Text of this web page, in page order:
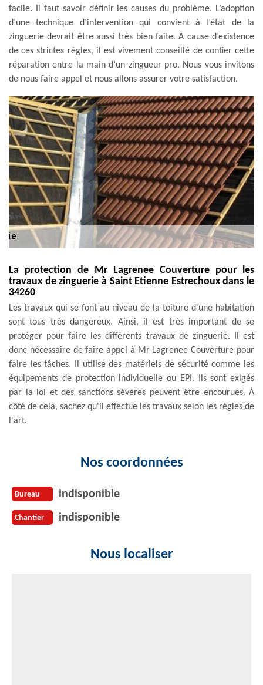
facile. Il faut savoir définir les causes du problème. L’adoption
d’une technique d’intervention qui convient à l’état de la
zinguerie devrait être aussi très bien faite. A cause d’existence
de ces strictes règles, il est vivement conseillé de confier cette
réparation entre la main d’un zingueur pro. Nous vous invitons
de nous faire appel et nous allons assurer votre satisfaction.
La protection de Mr Lagrenee Couverture pour les
travaux de zinguerie à Saint Etienne Estrechoux dans le
34260
Les travaux qui se font au niveau de la toiture d'une habitation
sont tous très dangereux. Ainsi, il est très important de se
protéger pour faire les différents travaux de zinguerie. Il est
donc nécessaire de faire appel à Mr Lagrenee Couverture pour
faire les tâches. Il utilise des matériels de sécurité comme les
équipements de protection individuelle ou EPI. Ils sont exigés
par la loi et des sanctions sévères peuvent être encourues. À
côté de cela, sachez qu'il effectue les travaux selon les règles de
l'art.
Nos coordonnées
Bureau indisponible
Chantier indisponible
Nous localiser